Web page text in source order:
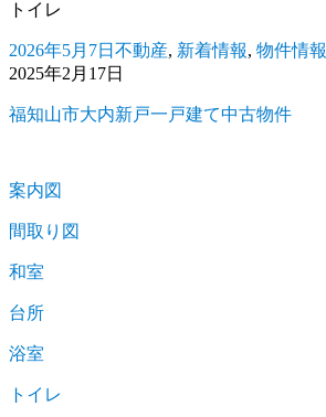
トイレ
投
稿
2026年5月7日
カ
リ
不動産, 新着情報, 物件情報
2025年2月17日
福知山市大内新戸一戸建て中古物件
案内図
間取り図
和室
台所
浴室
トイレ